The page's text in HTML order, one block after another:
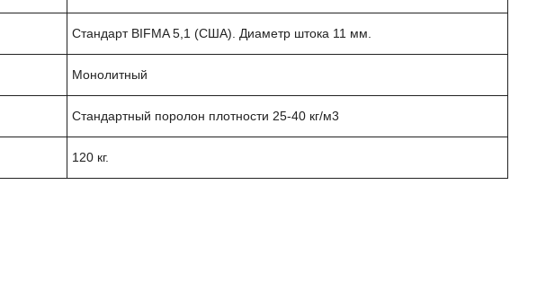
Стандарт BIFMA 5,1 (США). Диаметр штока 11 мм.
Монолитный
Стандартный поролон плотности 25-40 кг/м3
120 кг.